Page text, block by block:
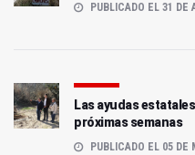
PUBLICADO EL 31 DE
Las ayudas
próximas semanas
PUBLICADO EL 05 DE